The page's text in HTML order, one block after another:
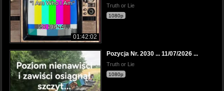
01:42:02
Truth or Lie
1080p
Pozycja Nr. 2030 ... 11/07/2026 ...
Truth or Lie
1080p